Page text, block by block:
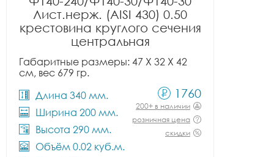
Лист.нерж. (AISI 430) 0.50
крестовина круглого сечения
центральная
Габаритные размеры: 47 X 32 X 42
см, вес 679 гр.
Длина 340 мм.
Ширина 200 мм.
Высота 290 мм.
Объём 0.02 куб.м.
1760
200+ в наличии
розничная цена
скидки